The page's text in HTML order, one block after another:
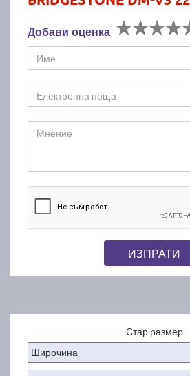
Добави оценка
ИЗПРАТИ
Стар размер